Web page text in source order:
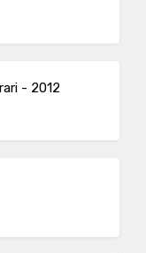
- 2012